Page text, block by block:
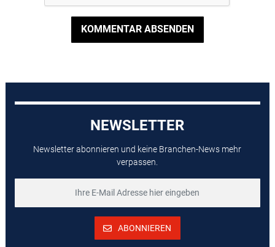
KOMMENTAR ABSENDEN
NEWSLETTER
Newsletter abonnieren und keine Branchen-News mehr
verpassen.
ABONNIEREN